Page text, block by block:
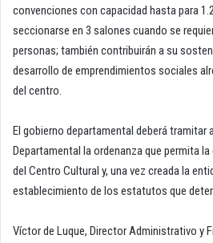
convenciones con capacidad hasta para
seccionarse en 3 salones cuando se
personas; también contribuirán a su
desarrollo de emprendimientos sociales
del centro.
El gobierno departamental deberá tramitar
Departamental la ordenanza que permita
del Centro Cultural y, una vez creada la
establecimiento de los estatutos que
Víctor de Luque, Director Administrativo y